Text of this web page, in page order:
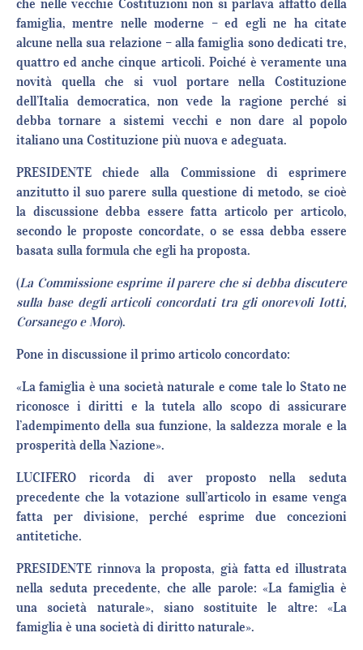
che nelle vecchie Costituzioni non si parlava affatto della
famiglia, mentre nelle moderne – ed egli ne ha citate
alcune nella sua relazione – alla famiglia sono dedicati tre,
quattro ed anche cinque articoli. Poiché è veramente una
novità quella che si vuol portare nella Costituzione
dell’Italia democratica, non vede la ragione perché si
debba tornare a sistemi vecchi e non dare al popolo
italiano una Costituzione più nuova e adeguata.
PRESIDENTE chiede alla Commissione di esprimere
anzitutto il suo parere sulla questione di metodo, se cioè
la discussione debba essere fatta articolo per articolo,
secondo le proposte concordate, o se essa debba essere
basata sulla formula che egli ha proposta.
(La Commissione esprime il parere che si debba discutere
sulla base degli articoli concordati tra gli onorevoli Iotti,
Corsanego e Moro).
Pone in discussione il primo articolo concordato:
«La famiglia è una società naturale e come tale lo Stato ne
riconosce i diritti e la tutela allo scopo di assicurare
l’adempimento della sua funzione, la saldezza morale e la
prosperità della Nazione».
LUCIFERO ricorda di aver proposto nella seduta
precedente che la votazione sull’articolo in esame venga
fatta per divisione, perché esprime due concezioni
antitetiche.
PRESIDENTE rinnova la proposta, già fatta ed illustrata
nella seduta precedente, che alle parole: «La famiglia è
una società naturale», siano sostituite le altre: «La
famiglia è una società di diritto naturale».